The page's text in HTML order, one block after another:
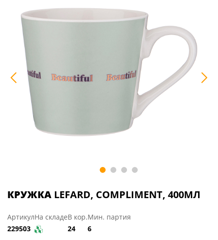
КРУЖКА LEFARD, COMPLIMENT, 400МЛ
Артикул
229503
На складеВ кор.
24
Мин. партия
6